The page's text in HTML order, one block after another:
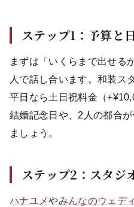
ステップ1：予算と
まずは「いくらまで出せる
人で話し合います。和装ス
平日なら土日祝料金（
結婚記念日や、2人の都合
ましょう。
ステップ2：スタジ
ハナユメやみんなのウェデ